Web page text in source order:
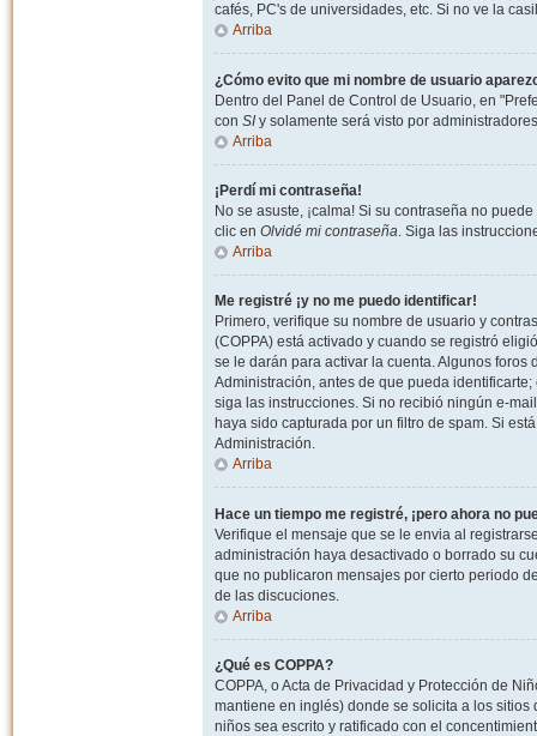
cafés, PC's de universidades, etc. Si no ve la
Arriba
¿Cómo evito que mi nombre de usuario
Dentro del Panel de Control de Usuario, en
con SIy solamente será visto por
Arriba
¡Perdí mi contraseña!
No se asuste, ¡calma! Si su contraseña no
clic en Olvidé mi contraseña. Siga las
Arriba
Me registré ¡y no me puedo identificar!
Primero, verifique su nombre de usuario y
(COPPA) está activado y cuando se registró
se le darán para activar la cuenta. Algunos
Administración, antes de que pueda
siga las instrucciones. Si no recibió ningún e-
haya sido capturada por un filtro de spam. Si
Administración.
Arriba
Hace un tiempo me registré, ¡pero ahora no
Verifique el mensaje que se le envia al
administración haya desactivado o borrado su
que no publicaron mensajes por cierto periodo
de las discuciones.
Arriba
¿Qué es COPPA?
COPPA, o Acta de Privacidad y Protección de
mantiene en inglés) donde se solicita a los
niños sea escrito y ratificado con el